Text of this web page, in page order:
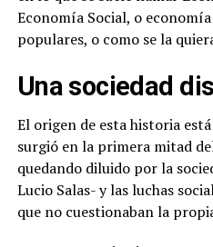
Economía Social, o
populares, o como se la
Una sociedad
El origen de esta historia
surgió en la primera mitad
quedando diluido por la
Lucio Salas- y las luchas
que no cuestionaban la